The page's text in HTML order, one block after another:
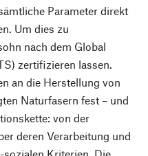
Parameter direkt
Um dies zu
nach dem Global
zertifizieren lassen.
an die Herstellung von
Naturfasern fest – und
von der
deren Verarbeitung und